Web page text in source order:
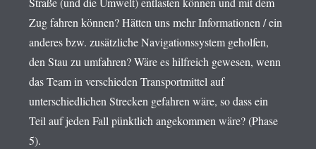
Zug fahren können? Hätten uns mehr Informationen / ein
anderes bzw. zusätzliche Navigationssystem geholfen,
den Stau zu umfahren? Wäre es hilfreich gewesen, wenn
das Team in verschieden Transportmittel auf
unterschiedlichen Strecken gefahren wäre, so dass ein
Teil auf jeden Fall pünktlich angekommen wäre? (Phase
5).